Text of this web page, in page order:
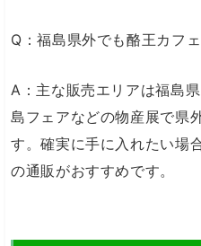
Q：福島県外でも酪王カフ
A：主な販売エリアは福島
島フェアなどの物産展で県
す。確実に手に入れたい場
の通販がおすすめです。